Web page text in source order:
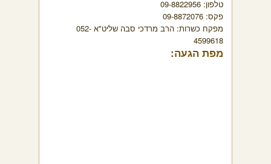
טלפון: 09-8822956
פקס: 09-8872076
מפקח כשרות:
הרב מרדכי סבה שליט"א 052-
4599618
מפת הגעה: